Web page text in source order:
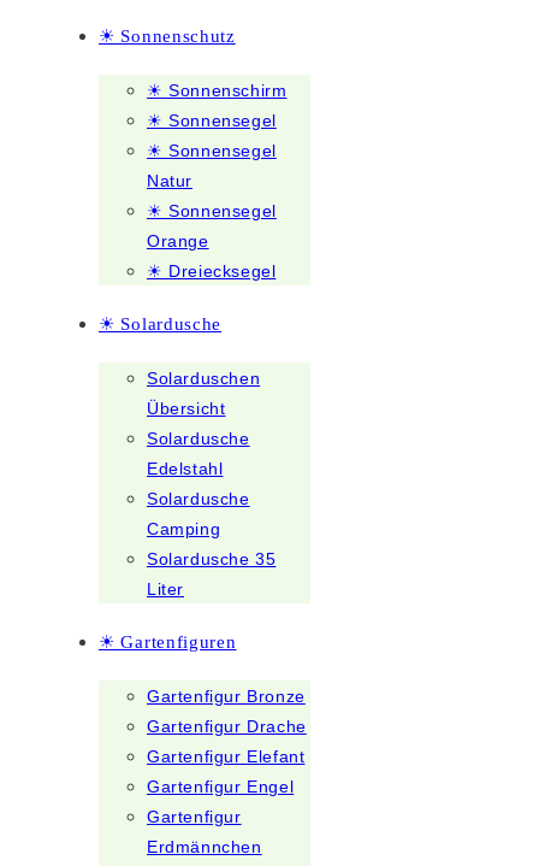
☀ Sonnenschutz
☀ Sonnenschirm
☀ Sonnensegel
☀ Sonnensegel
Natur
☀ Sonnensegel
Orange
☀ Dreiecksegel
☀ Solardusche
Solarduschen
Übersicht
Solardusche
Edelstahl
Solardusche
Camping
Solardusche 35
Liter
☀ Gartenfiguren
Gartenfigur Bronze
Gartenfigur Drache
Gartenfigur Elefant
Gartenfigur Engel
Gartenfigur
Erdmännchen